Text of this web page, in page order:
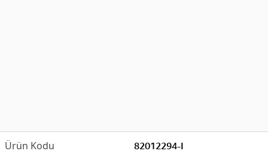
82012294-I